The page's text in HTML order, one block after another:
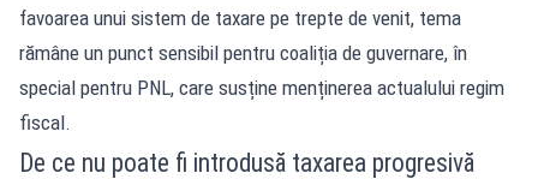
favoarea unui sistem de taxare pe trepte de venit, tema
rămâne un punct sensibil pentru coaliția de guvernare, în
special pentru PNL, care susține menținerea actualului regim
fiscal.
De ce nu poate fi introdusă taxarea progresivă